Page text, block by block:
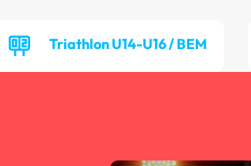
Triathlon U14-U16 / BEM